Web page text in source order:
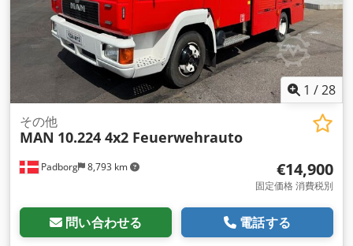
1 /28
Padborg 8,793 km
その他
MAN 10.224 4x2 Feuerwehrauto
€14,900
固定価格 消費税別
問い合わせる 電話する